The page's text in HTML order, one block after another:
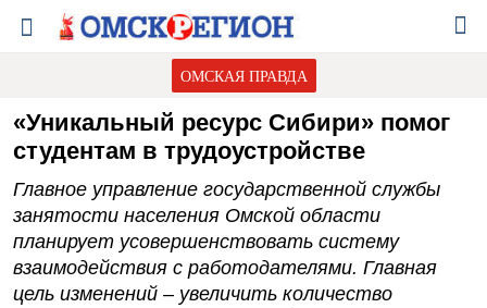
ОМСКАЯ ПРАВДА
«Уникальный ресурс Сибири» помог
студентам в трудоустройстве
Главное управление государственной службы
занятости населения Омской области
планирует усовершенствовать систему
взаимодействия с работодателями. Главная
цель изменений – увеличить количество